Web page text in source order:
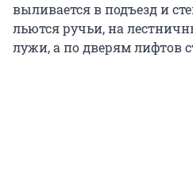
выливается в подъезд и
льются ручьи, на
лужи, а по дверям лифтов